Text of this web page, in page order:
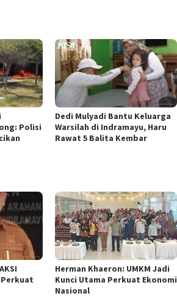
Polisi
Dedi Mulyadi Bantu Keluarga
Warsilah di Indramayu, Haru
Rawat 5 Balita Kembar
Herman Khaeron: UMKM Jadi
Kunci Utama Perkuat Ekonomi
Nasional